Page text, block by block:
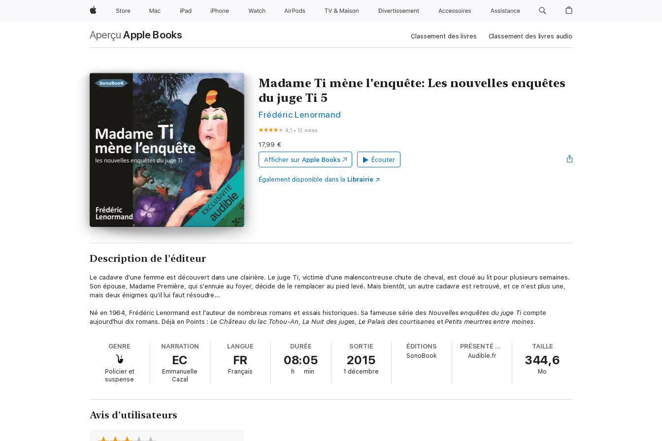
AppleStore Mac iPad iPhone Watch AirPods TV & Maison Divertissements Accessoires Assistance
Aperçu Apple Books Classement des livres Classement des livres audio
Madame Ti mène l'enquête: Les nouvelles enquêtes
du juge Ti 5
Frédéric Lenormand
4,1 •12 notes
17,99 €
Afficher sur Apple Books Écouter
Également disponible dans la Librairie
Description de l’éditeur
Le cadavre d'une femme est découvert dans une clairière. Le juge Ti, victime d'une malencontreuse chute de cheval, est cloué au lit pour plusieurs semaines.
Son épouse, Madame Première, qui s'ennuie au foyer, décide de le remplacer au pied levé. Mais bientôt, un autre cadavre est retrouvé, et ce n'est plus une,
mais deux énigmes qu'il lui faut résoudre...
Né en 1964, Frédéric Lenormand est l'auteur de nombreux romans et essais historiques. Sa fameuse série desNouvelles enquêtes du juge Ticompte
aujourd'hui dix romans. Déjà en Points :Le Château du lac Tchou-An, La Nuit des juges,Le Palais des courtisanesetPetits meurtres entre moines.
GENRE
Policier et
suspense
NARRATION
EC
Emmanuelle
Cazal
LANGUE
FR
Français
DURÉE
08:05
h min
SORTIE
2015
1 décembre
ÉDITIONS
SonoBook
PRÉSENTÉ PAR
Audible.fr
TAILLE
344,6
Mo
Avis d’utilisateurs